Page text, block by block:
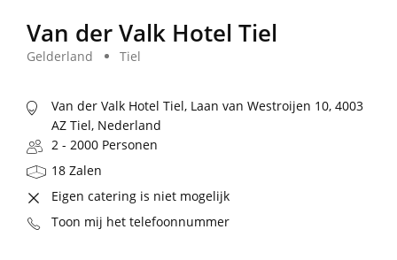
Van der Valk Hotel Tiel
Gelderland Tiel
Van der Valk Hotel Tiel, Laan van Westroijen 10, 4003
AZ Tiel, Nederland
2 - 2000 Personen
18 Zalen
Eigen catering is niet mogelijk
Toon mij het telefoonnummer